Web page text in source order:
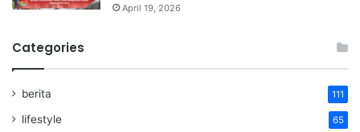
April 19, 2026
Categories
berita 111
lifestyle 65